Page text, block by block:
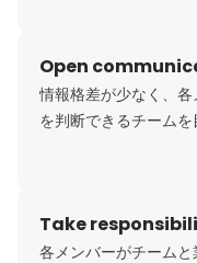
発を行います。
Open
情報格差が少なく、
を判断できるチーム
Take
各メンバーがチーム